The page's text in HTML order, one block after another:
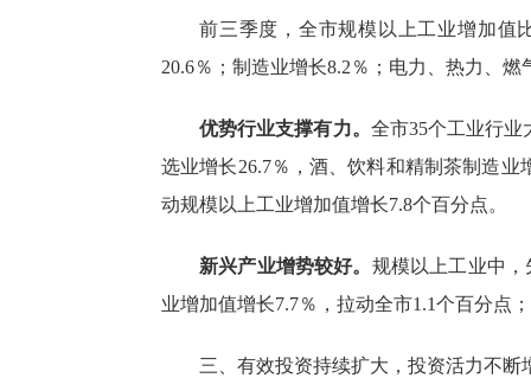
前三季度，全市规模以上工业增加值
20.6％；制造业增长8.2％；电力、热力、
优势行业支撑有力。 全市35个工业行业
选业增长26.7％，酒、饮料和精制茶制造业
动规模以上工业增加值增长7.8个百分点。
新兴产业增势较好。 规模以上工业中
业增加值增长7.7％，拉动全市1.1个百分点
三、有效投资持续扩大，投资活力不断